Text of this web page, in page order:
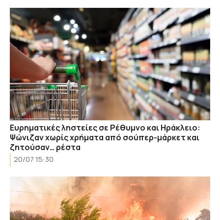
Ευρηματικές ληστείες σε Ρέθυμνο και Ηράκλειο:
Ψώνιζαν χωρίς χρήματα από σούπερ-μάρκετ και
ζητούσαν… ρέστα
20/07 15:30